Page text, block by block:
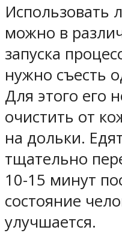
Использовать
можно в
запуска
нужно съесть
Для этого его
очистить от
на дольки.
тщательно
10-15 минут
состояние
улучшается.